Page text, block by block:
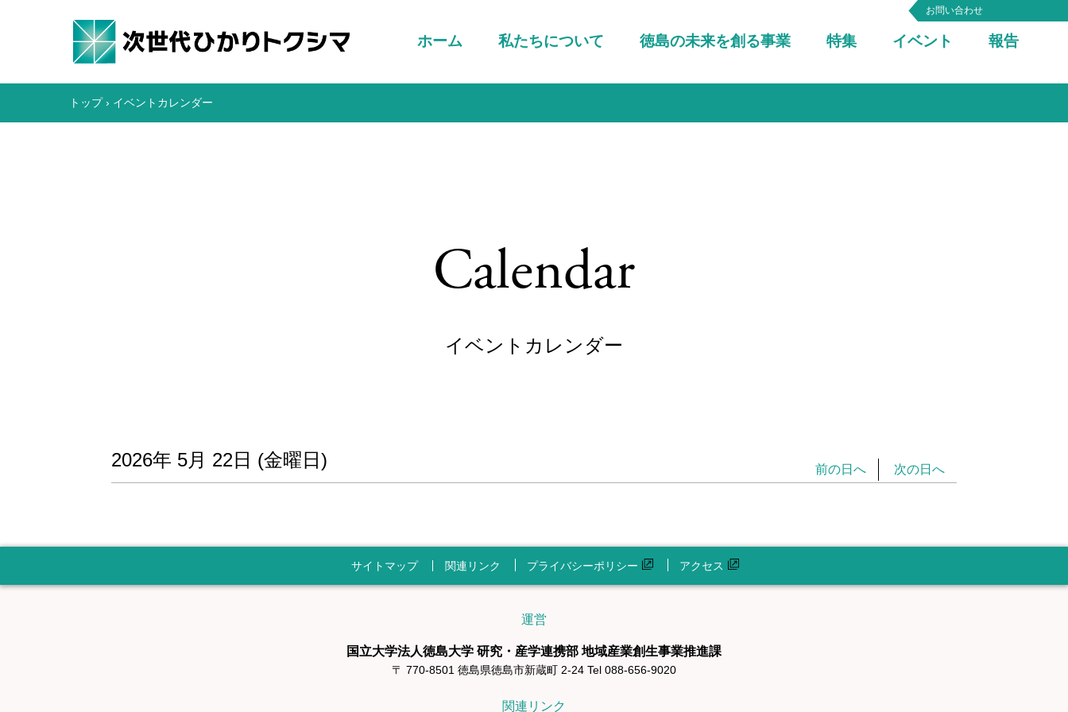
ホーム 私たちについて 徳島の未来を創る事業 特集 イベント 報告
お問い合わせ
トップ › イベントカレンダー
Calendar
イベントカレンダー
2026年 5月 22日 (金曜日) 前の日へ 次の日へ
サイトマップ 関連リンク プライバシーポリシー アクセス
運営
国立大学法人徳島大学 研究・産学連携部 地域産業創生事業推進課
〒 770-8501 徳島県徳島市新蔵町 2-24 Tel 088-656-9020
関連リンク